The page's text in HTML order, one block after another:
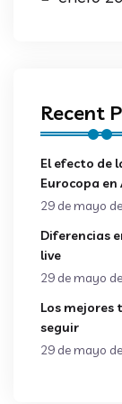
Recent
El efecto de
Eurocopa
29 de mayo
Diferencias
live
29 de mayo
Los mejores
seguir
29 de mayo